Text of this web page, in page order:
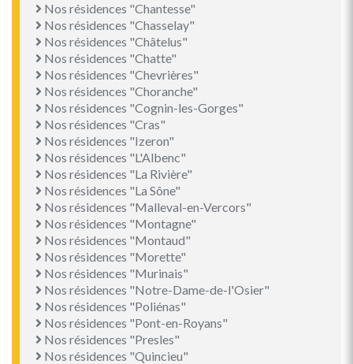
Nos résidences "Chantesse"
Nos résidences "Chasselay"
Nos résidences "Châtelus"
Nos résidences "Chatte"
Nos résidences "Chevrières"
Nos résidences "Choranche"
Nos résidences "Cognin-les-Gorges"
Nos résidences "Cras"
Nos résidences "Izeron"
Nos résidences "L'Albenc"
Nos résidences "La Rivière"
Nos résidences "La Sône"
Nos résidences "Malleval-en-Vercors"
Nos résidences "Montagne"
Nos résidences "Montaud"
Nos résidences "Morette"
Nos résidences "Murinais"
Nos résidences "Notre-Dame-de-l'Osier"
Nos résidences "Poliénas"
Nos résidences "Pont-en-Royans"
Nos résidences "Presles"
Nos résidences "Quincieu"